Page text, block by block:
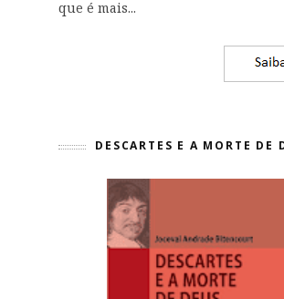
que é mais...
DESCARTES E A MORTE DE